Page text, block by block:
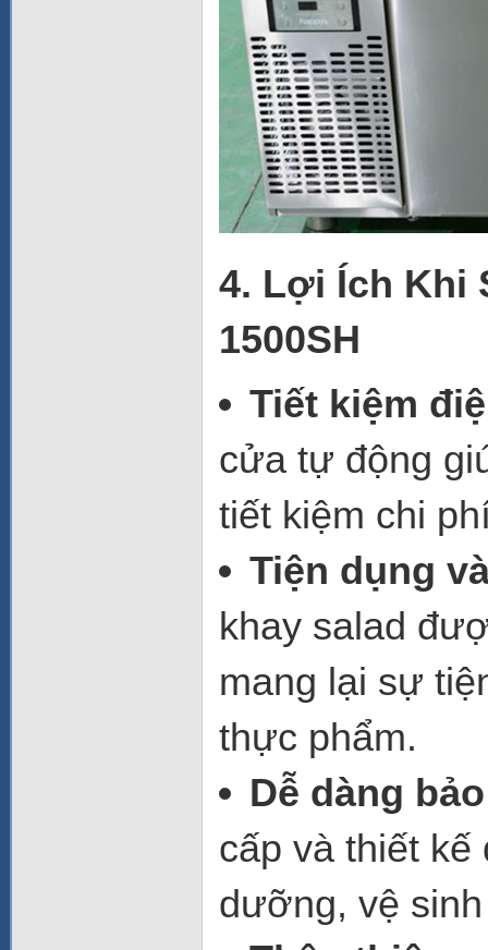
4. Lợi Ích Khi
1500SH
Tiết kiệm
cửa tự động
tiết kiệm chi
Tiện dụng
khay salad
mang lại sự
thực phẩm.
Dễ dàng
cấp và thiết kế
dưỡng, vệ